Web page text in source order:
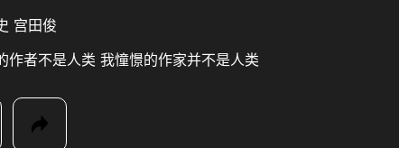
宫田俊
作者不是人类 我憧憬的作家并不是人类